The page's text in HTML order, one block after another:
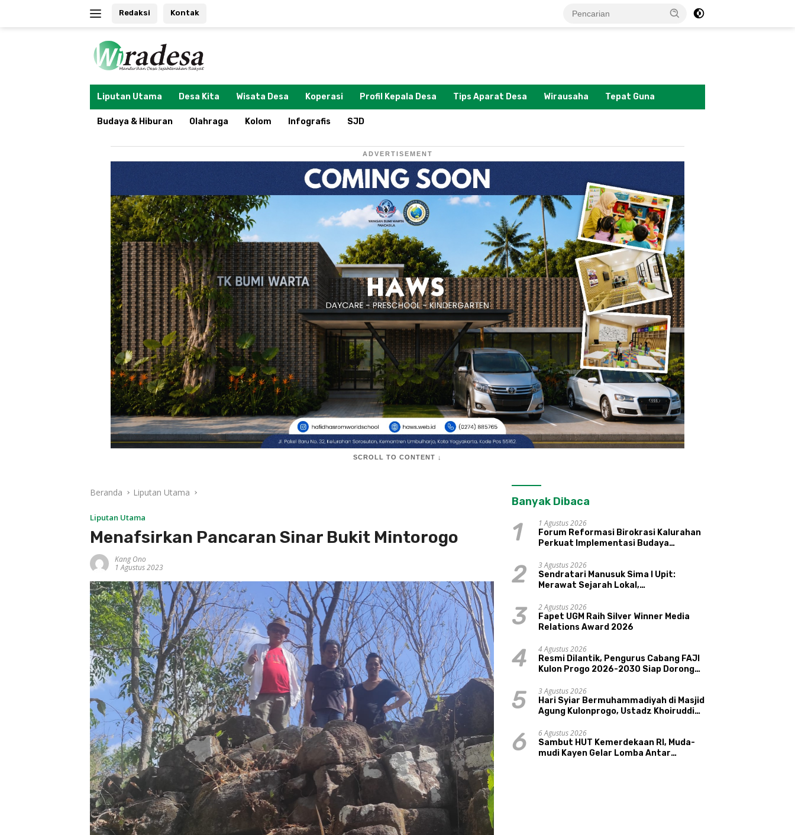
Redaksi Kontak
Liputan Utama Desa Kita Wisata Desa Koperasi Profil Kepala Desa Tips Aparat Desa Wirausaha Tepat Guna
Budaya & Hiburan Olahraga Kolom Infografis SJD
ADVERTISEMENT
SCROLL TO CONTENT ↓
Beranda Liputan Utama
Liputan Utama
Menafsirkan Pancaran Sinar Bukit Mintorogo
Kang Ono
1 Agustus 2023
Banyak Dibaca
1
1 Agustus 2026
Forum Reformasi Birokrasi Kalurahan
Perkuat Implementasi Budaya
Kepamongan DIY
2
3 Agustus 2026
Sendratari Manusuk Sima I Upit:
Merawat Sejarah Lokal,
Pariwisata, dan Ekologi Klaten
3
2 Agustus 2026
Fapet UGM Raih Silver Winner Media
Relations Award 2026
4
4 Agustus 2026
Resmi Dilantik, Pengurus Cabang FAJI
Kulon Progo 2026-2030 Siap Dorong
Sungai Progo
5
3 Agustus 2026
Hari Syiar Bermuhammadiyah di Masjid
Agung Kulonprogo, Ustadz Khoiruddin
Sakinah Adalah Agama
6
6 Agustus 2026
Sambut HUT Kemerdekaan RI, Muda-
mudi Kayen Gelar Lomba Antar